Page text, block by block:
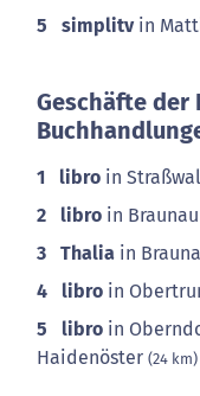
5 simplitvin
Geschäfte der
1 libro in
2 libro in
3 Thalia in
4 libro in
5 libro in
Haidenöster (24 km)